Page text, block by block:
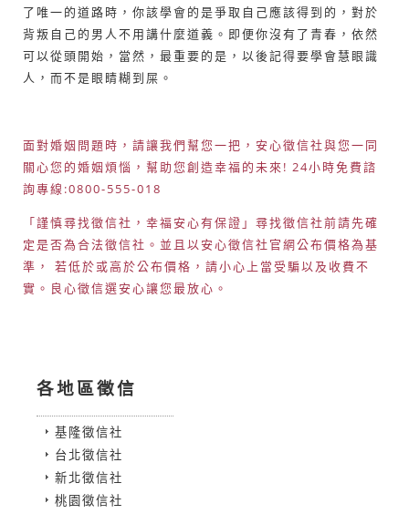
了唯一的道路時，你該學會的是爭取自己應該得到的，對於
背叛自己的男人不用講什麼道義。即便你沒有了青春，依然
可以從頭開始，當然，最重要的是，以後記得要學會慧眼識
人，而不是眼睛糊到屎。
面對婚姻問題時，請讓我們幫您一把，安心徵信社與您一同
關心您的婚姻煩惱，幫助您創造幸福的未來! 24小時免費諮
詢專線:0800-555-018
「謹慎尋找徵信社，幸福安心有保證」尋找徵信社前請先確
定是否為合法徵信社。並且以安心徵信社官網公布價格為基
準， 若低於或高於公布價格，請小心上當受騙以及收費不
實。良心徵信選安心讓您最放心。
各地區徵信
基隆徵信社
台北徵信社
新北徵信社
桃園徵信社